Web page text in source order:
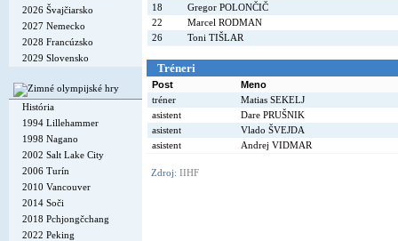
2026 Švajčiarsko
2027 Nemecko
2028 Francúzsko
2029 Slovensko
História
1994 Lillehammer
1998 Nagano
2002 Salt Lake City
2006 Turín
2010 Vancouver
2014 Soči
2018 Pchjongčchang
2022 Peking
18
Gregor POLONČIČ
22
Marcel RODMAN
26
Toni TIŠLAR
Tréneri
Post
Meno
tréner
Matias SEKELJ
asistent
Dare PRUŠNIK
asistent
Vlado ŠVEJDA
asistent
Andrej VIDMAR
Zdroj: IIHF